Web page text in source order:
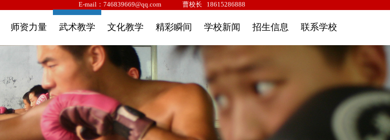
E-mail：746839669@qq.com 曹校长 18615286888
师资力量 武术教学 文化教学 精彩瞬间 学校新闻 招生信息 联系学校